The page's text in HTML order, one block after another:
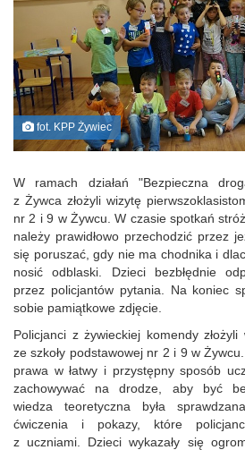
fot. KPP Żywiec
W ramach działań "Bezpieczna
z Żywca złożyli wizytę
nr 2 i 9 w Żywcu. W czasie spotkań
należy prawidłowo przechodzić przez
się poruszać, gdy nie ma chodnika i
nosić odblaski. Dzieci bezbłędnie
przez policjantów pytania. Na koniec
sobie pamiątkowe zdjęcie.
Policjanci z żywieckiej komendy złożyli
ze szkoły podstawowej nr 2 i 9 w
prawa w łatwy i przystępny sposób
zachowywać na drodze, aby być
wiedza teoretyczna była
ćwiczenia i pokazy, które
z uczniami. Dzieci wykazały się